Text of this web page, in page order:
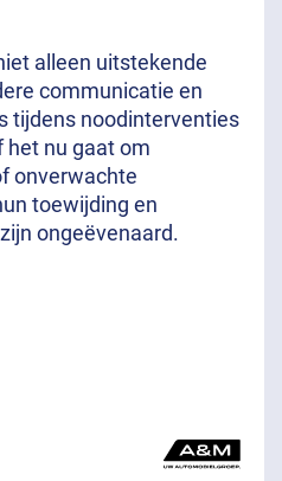
alleen uitstekende
communicatie en
tijdens noodinterventies
het nu gaat om
onverwachte
toewijding en
ongeëvenaard.